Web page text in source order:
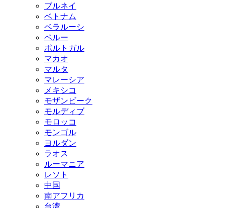
ブルネイ
ベトナム
ベラルーシ
ペルー
ポルトガル
マカオ
マルタ
マレーシア
メキシコ
モザンビーク
モルディブ
モロッコ
モンゴル
ヨルダン
ラオス
ルーマニア
レソト
中国
南アフリカ
台湾